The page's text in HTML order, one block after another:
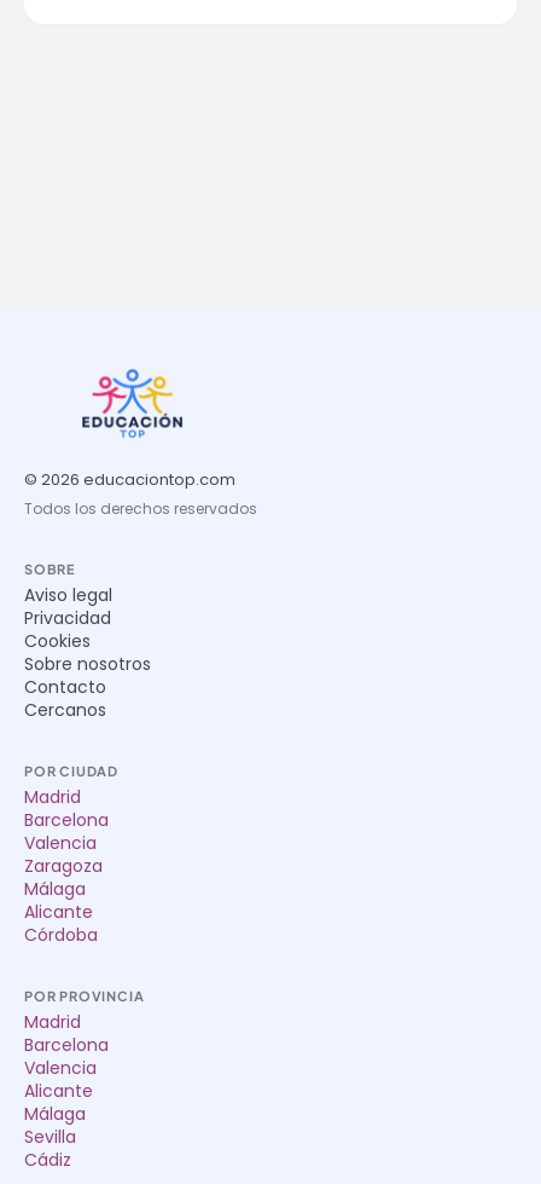
© 2026 educaciontop.com
Todos los derechos reservados
SOBRE
Aviso legal
Privacidad
Cookies
Sobre nosotros
Contacto
Cercanos
POR CIUDAD
Madrid
Barcelona
Valencia
Zaragoza
Málaga
Alicante
Córdoba
POR PROVINCIA
Madrid
Barcelona
Valencia
Alicante
Málaga
Sevilla
Cádiz